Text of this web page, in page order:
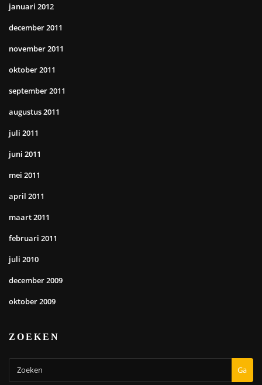
januari 2012
december 2011
november 2011
oktober 2011
september 2011
augustus 2011
juli 2011
juni 2011
mei 2011
april 2011
maart 2011
februari 2011
juli 2010
december 2009
oktober 2009
ZOEKEN
Ga